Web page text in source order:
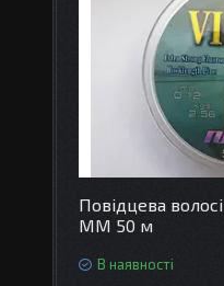
Повідцева
MM 50 м
В наявності